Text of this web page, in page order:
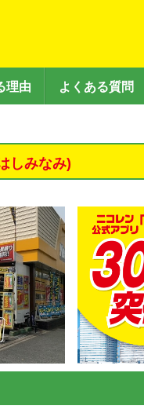
理由 よくある質問
しみなみ)